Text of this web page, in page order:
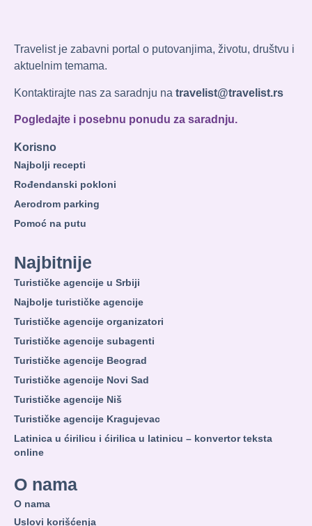
Travelist je zabavni portal o putovanjima, životu, društvu i
aktuelnim temama.
Kontaktirajte nas za saradnju na travelist@travelist.rs
Pogledajte i posebnu ponudu za saradnju.
Korisno
Najbolji recepti
Rođendanski pokloni
Aerodrom parking
Pomoć na putu
Najbitnije
Turističke agencije u Srbiji
Najbolje turističke agencije
Turističke agencije organizatori
Turističke agencije subagenti
Turističke agencije Beograd
Turističke agencije Novi Sad
Turističke agencije Niš
Turističke agencije Kragujevac
Latinica u ćirilicu i ćirilica u latinicu – konvertor teksta
online
O nama
O nama
Uslovi korišćenja